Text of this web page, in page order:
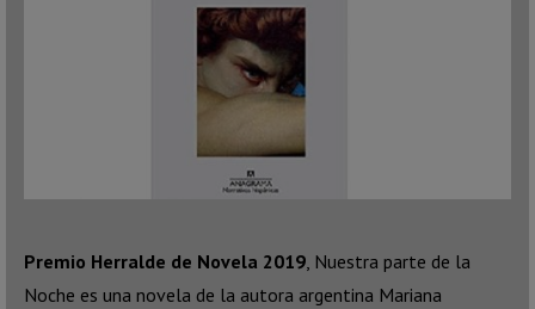
Premio Herralde de Novela 2019, Nuestra parte de la
Noche es una novela de la autora argentina Mariana